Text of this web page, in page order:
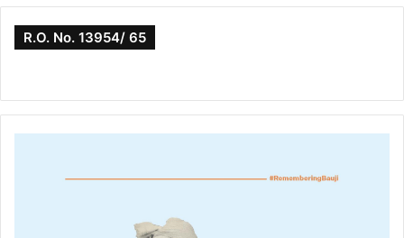
R.O. No. 13954/ 65